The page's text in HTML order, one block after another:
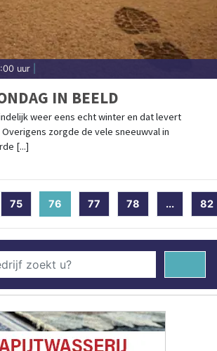
uur
IN BEELD
weer eens echt winter en dat levert
zorgde de vele sneeuwval in
[...]
75 76 (current)
77 78 ... 82